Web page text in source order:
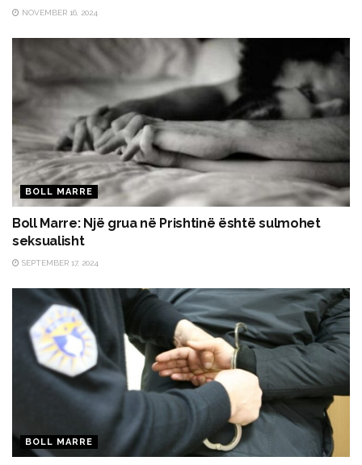
NOVEMBER 16, 2024
BOLL MARRE
Boll Marre: Një grua në Prishtinë është sulmohet
seksualisht
SEPTEMBER 17, 2024
BOLL MARRE